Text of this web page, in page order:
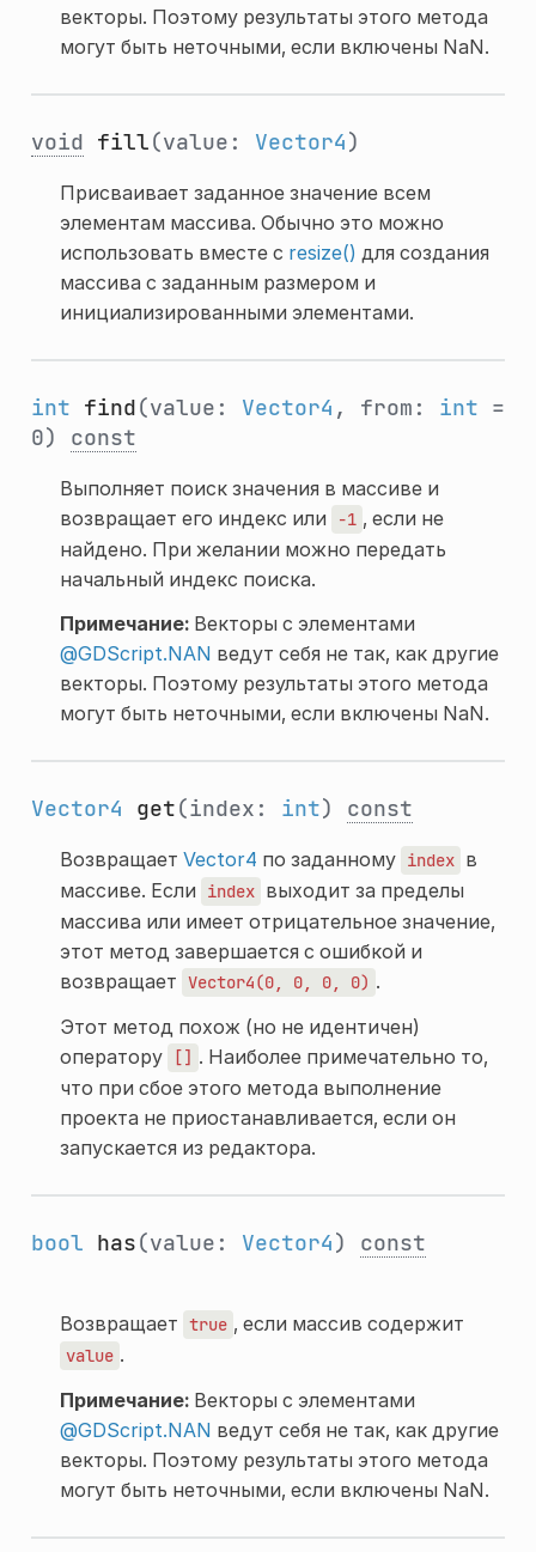
векторы. Поэтому результаты этого метода
могут быть неточными, если включены NaN.
void fill(value: Vector4)
Присваивает заданное значение всем
элементам массива. Обычно это можно
использовать вместе с resize() для создания
массива с заданным размером и
инициализированными элементами.
int find(value: Vector4 , from: int =
0) const
Выполняет поиск значения в массиве и
возвращает его индекс или
-1 , если не
найдено. При желании можно передать
начальный индекс поиска.
Примечание:Векторы с элементами
@GDScript.NAN ведут себя не так, как другие
векторы. Поэтому результаты этого метода
могут быть неточными, если включены NaN.
Vector4 get(index: int) const
Возвращает Vector4 по заданному index в
массиве. Если
index выходит за пределы
массива или имеет отрицательное значение,
этот метод завершается с ошибкой и
возвращает Vector4(0, 0, 0, 0) .
Этот метод похож (но не идентичен)
оператору
[] . Наиболее примечательно то,
что при сбое этого метода выполнение
проекта не приостанавливается, если он
запускается из редактора.
bool has(value: Vector4) const
Возвращает true , если массив содержит
value .
Примечание:Векторы с элементами
@GDScript.NAN ведут себя не так, как другие
векторы. Поэтому результаты этого метода
могут быть неточными, если включены NaN.